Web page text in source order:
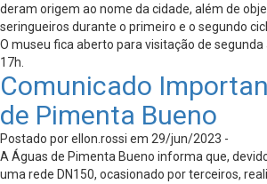
deram origem ao nome da cidade, além de
seringueiros durante o primeiro e o segundo
O museu fica aberto para visitação de
17h.
Comunicado
de Pimenta Bueno
Postado por ellon.rossi em 29/jun/2023 -
A Águas de Pimenta Bueno informa que,
uma rede DN150, ocasionado por terceiros,